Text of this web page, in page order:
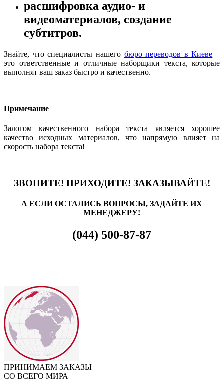
расшифровка аудио- и
видеоматериалов, создание
субтитров.
Знайте, что специалисты нашего бюро переводов в Киеве –
это ответственные и отличные наборщики текста, которые
выполнят ваш заказ быстро и качественно.
Примечание
Залогом качественного набора текста является хорошее
качество исходных материалов, что напрямую влияет на
скорость набора текста!
ЗВОНИТЕ! ПРИХОДИТЕ! ЗАКАЗЫВАЙТЕ!
А ЕСЛИ ОСТАЛИСЬ ВОПРОСЫ, ЗАДАЙТЕ ИХ
МЕНЕДЖЕРУ!
(044) 500-87-87
ПРИНИМАЕМ ЗАКАЗЫ
СО ВСЕГО МИРА